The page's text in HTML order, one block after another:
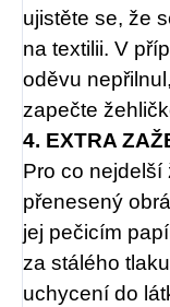
ujistěte se, že
na textilii. V
oděvu
zapečte
4. EXTRA
Pro co nejdelší
přenesený
jej pečicím
za stálého
uchycení do